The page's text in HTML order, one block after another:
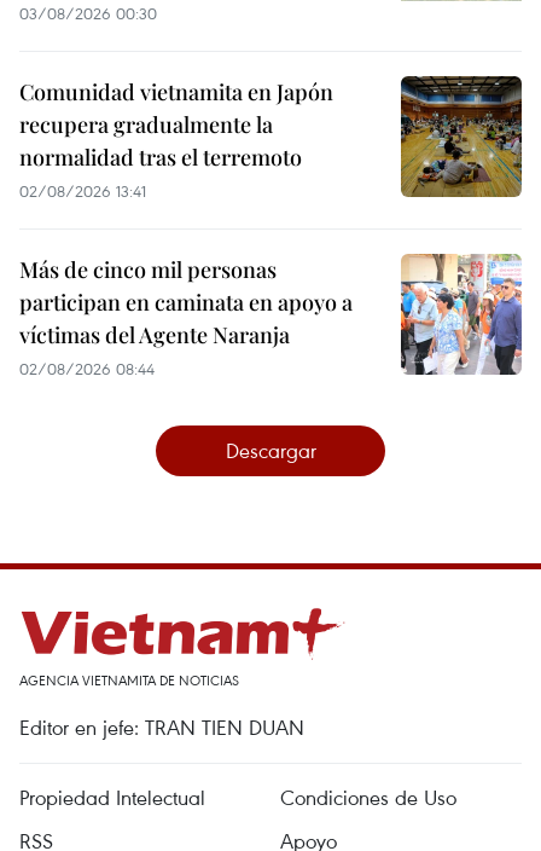
03/08/2026 00:30
Comunidad vietnamita en Japón
recupera gradualmente la
normalidad tras el terremoto
02/08/2026 13:41
Más de cinco mil personas
participan en caminata en apoyo a
víctimas del Agente Naranja
02/08/2026 08:44
Descargar
AGENCIA VIETNAMITA DE NOTICIAS
Editor en jefe: TRAN TIEN DUAN
Propiedad Intelectual
Condiciones de Uso
RSS
Apoyo